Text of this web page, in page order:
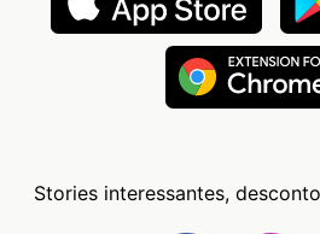
Stories interessantes,